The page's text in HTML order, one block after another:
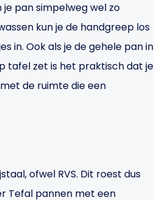
pan simpelweg wel zo
kun je de handgreep los
in. Ook als je de gehele pan in
tafel zet is het praktisch dat je
de ruimte die een
ofwel RVS. Dit roest dus
Tefal pannen met een